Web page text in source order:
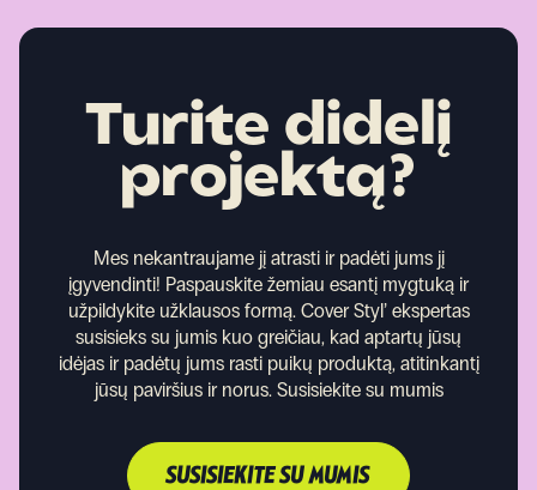
Turite didelį
projektą?
Mes nekantraujame jį atrasti ir padėti jums jį
įgyvendinti! Paspauskite žemiau esantį mygtuką ir
užpildykite užklausos formą. Cover Styl’ ekspertas
susisieks su jumis kuo greičiau, kad aptartų jūsų
idėjas ir padėtų jums rasti puikų produktą, atitinkantį
jūsų paviršius ir norus. Susisiekite su mumis
SUSISIEKITE SU MUMIS